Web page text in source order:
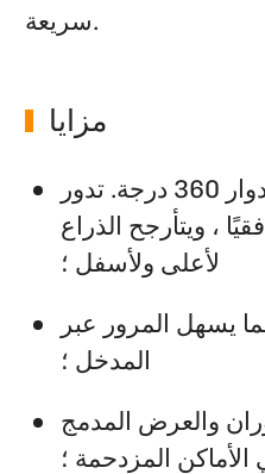
سريعة.
مزايا
يمكن أن يدور القرص الدوار 360 درجة. تدور
، ويتأرجح الذراع
لأعلى ولأسفل ؛
2 متر ، مما يسهل المرور عبر
المدخل ؛
والعرض المدمج
الأماكن المزدحمة ؛